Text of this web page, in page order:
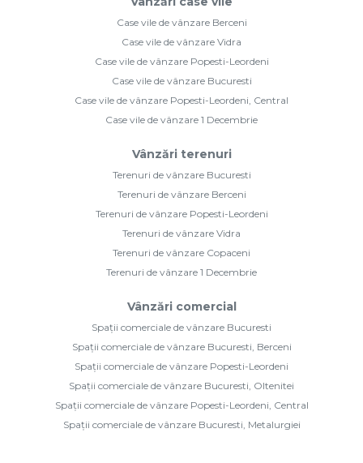
Case vile de vânzare Berceni
Case vile de vânzare Vidra
Case vile de vânzare Popesti-Leordeni
Case vile de vânzare Bucuresti
Case vile de vânzare Popesti-Leordeni, Central
Case vile de vânzare 1 Decembrie
Vânzări terenuri
Terenuri de vânzare Bucuresti
Terenuri de vânzare Berceni
Terenuri de vânzare Popesti-Leordeni
Terenuri de vânzare Vidra
Terenuri de vânzare Copaceni
Terenuri de vânzare 1 Decembrie
Vânzări comercial
Spații comerciale de vânzare Bucuresti
Spații comerciale de vânzare Bucuresti, Berceni
Spații comerciale de vânzare Popesti-Leordeni
Spații comerciale de vânzare Bucuresti, Oltenitei
Spații comerciale de vânzare Popesti-Leordeni, Central
Spații comerciale de vânzare Bucuresti, Metalurgiei